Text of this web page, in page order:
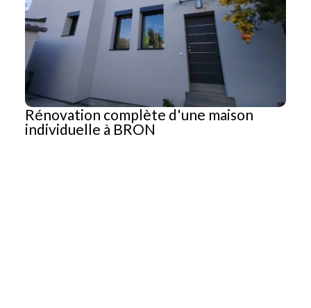
Rénovation complète d'une maison
individuelle à BRON